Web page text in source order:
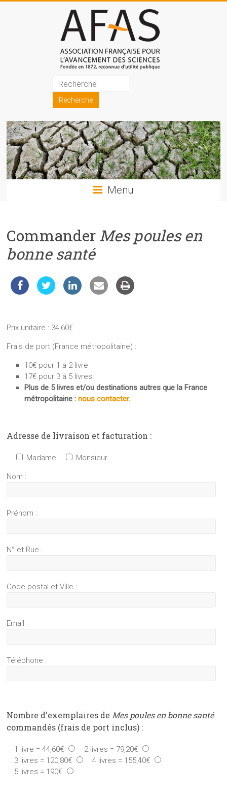
Association
française
pour
l'avancement
des
sciences
les
sciences
et
techniques
auprès
Menu
Commander Mes poules en
bonne santé
Prix unitaire : 34,60€
Frais de port (France métropolitaine) :
10€ pour 1 à 2 livre
17€ pour 3 à 5 livres
Plus de 5 livres et/ou destinations autres que la France
métropolitaine :nous contacter.
Adresse de livraison et facturation :
Madame Monsieur
Nom :
Prénom :
N° et Rue :
Code postal et Ville :
Email :
Téléphone :
Nombre d'exemplaires de Mes poules en bonne santé
commandés (frais de port inclus) :
1 livre = 44,60€
2 livres = 79,20€
3 livres = 120,80€
4 livres = 155,40€
5 livres = 190€